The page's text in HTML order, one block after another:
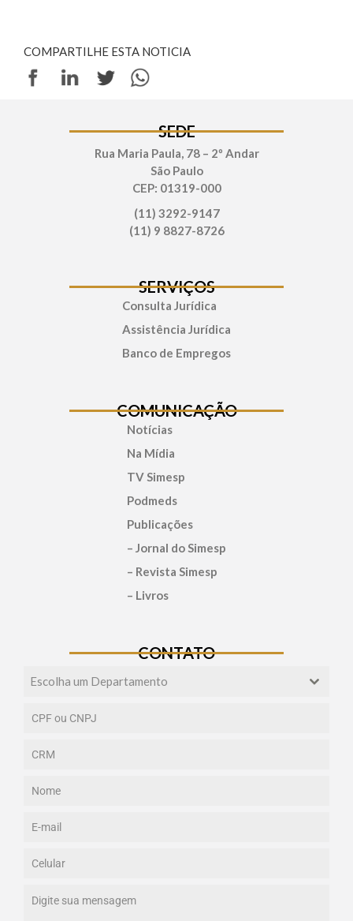
COMPARTILHE ESTA NOTICIA
SEDE
Rua Maria Paula, 78 – 2º Andar
São Paulo
CEP: 01319-000
(11) 3292-9147
(11) 9 8827-8726
SERVIÇOS
Consulta Jurídica
Assistência Jurídica
Banco de Empregos
COMUNICAÇÃO
Notícias
Na Mídia
TV Simesp
Podmeds
Publicações
– Jornal do Simesp
– Revista Simesp
– Livros
CONTATO
Escolha um Departamento